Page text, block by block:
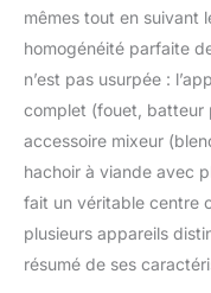
mêmes tout en suivant
homogénéité parfaite
n’est pas usurpée :
complet (fouet, batteur
accessoire mixeur
hachoir à viande avec
fait un véritable centre
plusieurs appareils
résumé de ses